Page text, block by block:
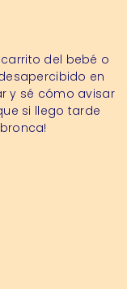
del bebé o
en
y sé cómo avisar
si llego tarde